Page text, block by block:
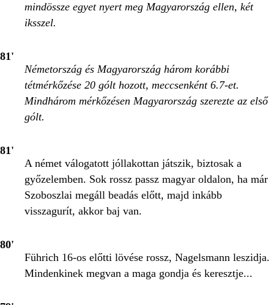
mindössze egyet nyert meg Magyarország ellen, két
iksszel.
81'
Németország és Magyarország három korábbi
tétmérkőzése 20 gólt hozott, meccsenként 6.7-et.
Mindhárom mérkőzésen Magyarország szerezte az első
gólt.
81'
A német válogatott jóllakottan játszik, biztosak a
győzelemben. Sok rossz passz magyar oldalon, ha már
Szoboszlai megáll beadás előtt, majd inkább
visszagurít, akkor baj van.
80'
Führich 16-os előtti lövése rossz, Nagelsmann leszidja.
Mindenkinek megvan a maga gondja és keresztje...